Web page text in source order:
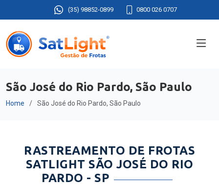
(35) 98852-0899 0800 026 0707
São José do Rio Pardo, São Paulo
Home São José do Rio Pardo, São Paulo
RASTREAMENTO DE FROTAS
SATLIGHT SÃO JOSÉ DO RIO
PARDO - SP